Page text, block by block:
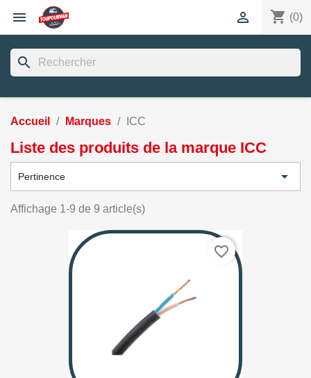
 shopping_cart (0)

search
Accueil Marques ICC
Liste des produits de la marque ICC
Pertinence 
Affichage 1-9 de 9 article(s)
favorite_border